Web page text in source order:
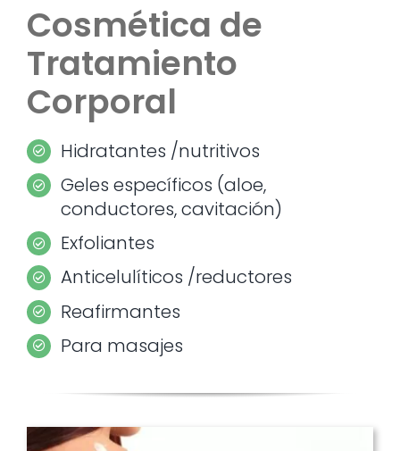
Cosmética de
Tratamiento
Corporal
Hidratantes /nutritivos
Geles específicos (aloe,
conductores, cavitación)
Exfoliantes
Anticelulíticos /reductores
Reafirmantes
Para masajes